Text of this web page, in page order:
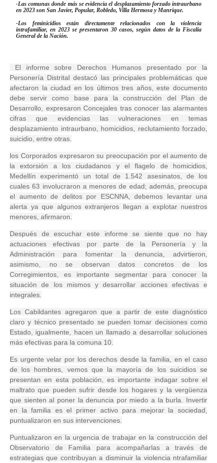
-Las comunas donde más se evidencia el desplazamiento forzado intraurbano
en 2023 son San Javier, Popular, Robledo, Villa Hermosa y Manrique.
-Los feminicidios están directamente relacionados con la violencia
intrafamiliar, en 2023 se presentaron 30 casos, según datos de la Fiscalía
General de la Nación.
El informe sobre Derechos Humanos presentado por la
Personería Distrital destacó las principales problemáticas que
afectaron la ciudad en los últimos tres años, este documento
debe servir como base para la construcción del Plan de
Desarrollo, expresaron Concejales tras conocer las alarmantes
cifras que evidencias las vulneraciones en temas
desplazamiento intraurbano, homicidios, reclutamiento forzado,
suicidio, entre otras.
los Corporados expresaron su preocupación por el aumento de
la extorsión a los ciudadanos y el flagelo de homicidios,
Medellín experimentó un total de 1.542 asesinatos, de los
cuales 63 involucraron a menores de edad; además, preocupa
el aumento de delitos por ESCNNA, debemos levantar una
alerta ya que algunos extranjeros llegan a explotar nuestros
menores, afirmaron.
Después de escuchar este informe se siente que no hay
actuaciones efectivas por parte de la Personería y la
Administración para fomentar la denuncia, advirtieron,
asimismo, no se observan datos concretos de los
Corregimientos, es importante segmentar para conocer la
situación de los mismos y desarrollar acciones efectivas e
integrales.
Los Cabildantes agregaron que a partir de este diagnóstico
claro y técnico presentado se pueden tomar decisiones como
Estado, igualmente, hacen un llamado a desarrollar soluciones
más efectivas para la comuna 10.
Es urgente velar por los derechos desde la familia, en el caso
de los hombres, vemos que la mayoría de los suicidios se
presentan en esta población, es importante indagar sobre el
maltrato que pueden sufrir desde los hogares y la vergüenza
que sienten al poner la denuncia por miedo a la burla. Invertir
en la familia es el primer activo para mejorar la sociedad,
puntualizaron en sus intervenciones.
Puntualizaron en la urgencia de trabajar en la construcción del
Observatorio de Familia para acompañarlas a través de
estrategias que contribuyan a disminuir la violencia ntrafamiliar